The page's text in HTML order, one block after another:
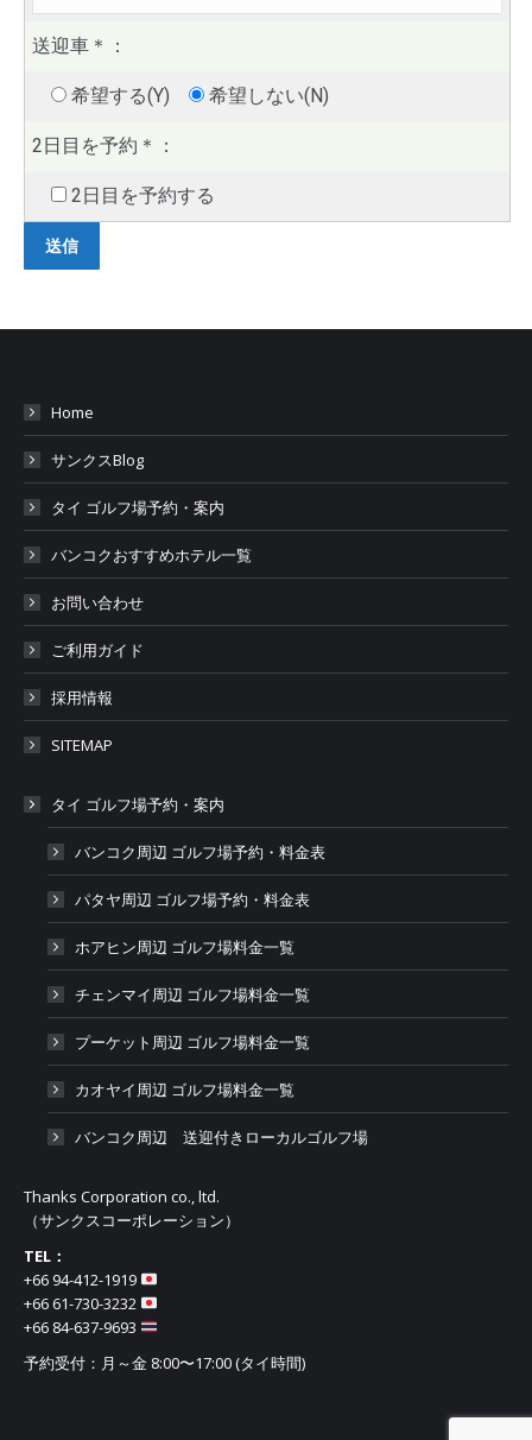
送迎車 ＊ ：
希望する(Y) 希望しない(N)
2日目を予約 ＊ ：
2日目を予約する
Home
サンクスBlog
タイ ゴルフ場予約・案内
バンコクおすすめホテル一覧
お問い合わせ
ご利用ガイド
採用情報
SITEMAP
タイ ゴルフ場予約・案内
バンコク周辺 ゴルフ場予約・料金表
パタヤ周辺 ゴルフ場予約・料金表
ホアヒン周辺 ゴルフ場料金一覧
チェンマイ周辺 ゴルフ場料金一覧
プーケット周辺 ゴルフ場料金一覧
カオヤイ周辺 ゴルフ場料金一覧
バンコク周辺 送迎付きローカルゴルフ場
Thanks Corporation co., ltd.
（サンクスコーポレーション）
TEL：
+66 94-412-1919​
+66 61-730-3232
+66 84-637-9693
予約受付：月～金 8:00〜17:00 (タイ時間)